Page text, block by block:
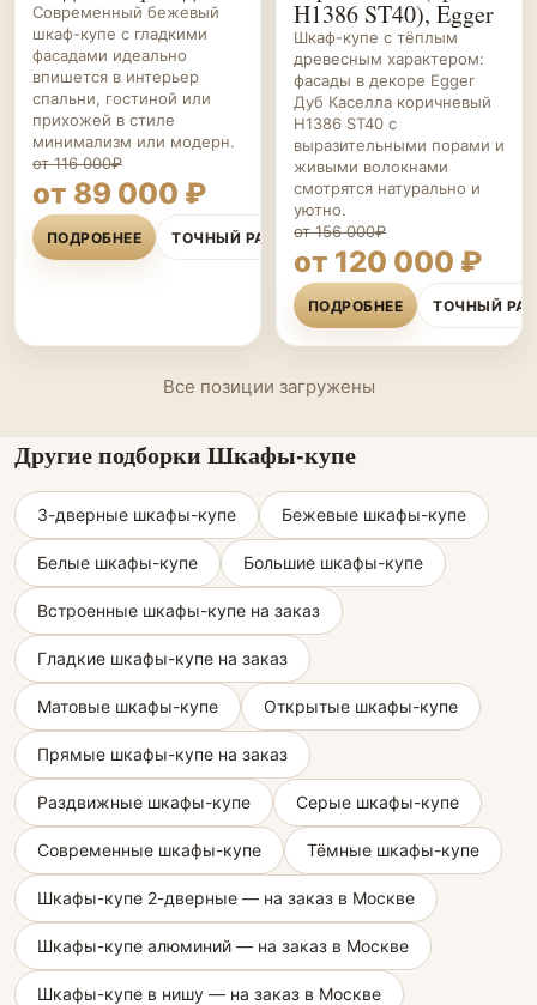
Современный бежевый
шкаф-купе с гладкими
фасадами идеально
впишется в интерьер
спальни, гостиной или
прихожей в стиле
минимализм или модерн.
от 116 000₽
от 89 000 ₽
ПОДРОБНЕЕ ТОЧНЫЙ РАСЧЁТ
H1386 ST40), Egger
Шкаф-купе с тёплым
древесным характером:
фасады в декоре Egger
Дуб Каселла коричневый
H1386 ST40 с
выразительными порами и
живыми волокнами
смотрятся натурально и
уютно.
от 156 000₽
от 120 000 ₽
ПОДРОБНЕЕ ТОЧНЫЙ
Все позиции загружены
Другие подборки Шкафы-купе
3-дверные шкафы-купе Бежевые шкафы-купе
Белые шкафы-купе Большие шкафы-купе
Встроенные шкафы-купе на заказ
Гладкие шкафы-купе на заказ
Матовые шкафы-купе Открытые шкафы-купе
Прямые шкафы-купе на заказ
Раздвижные шкафы-купе Серые шкафы-купе
Современные шкафы-купе Тёмные шкафы-купе
Шкафы-купе 2-дверные — на заказ в Москве
Шкафы-купе алюминий — на заказ в Москве
Шкафы-купе в нишу — на заказ в Москве